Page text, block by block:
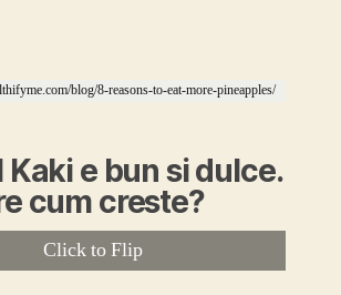
blog/8-reasons-to-eat-more-pineapples/
pin/295900637989111126/
e bun si dulce.
cum creste?
Click to Flip